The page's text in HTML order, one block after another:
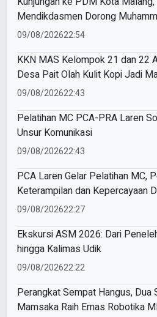
Mendikdasmen Dorong
Perkuat Mutu dan Kemandirian
09/08/202622:54
KKN MAS Kelompok 21 dan 22
Desa Pait Olah Kulit Kopi Jadi
Wajah
09/08/202622:43
Pelatihan MC PCA-PRA Laren
Unsur Komunikasi
09/08/202622:43
PCA Laren Gelar Pelatihan MC,
Keterampilan dan Kepercayaan
09/08/202622:27
Ekskursi ASM 2026: Dari
hingga Kalimas Udik
09/08/202622:22
Perangkat Sempat Hangus, Dua
Mamsaka Raih Emas Robotika